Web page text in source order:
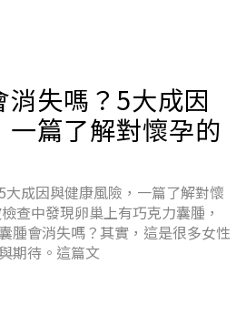
失嗎？5大成因
一篇了解對懷孕的
成因與健康風險，一篇了解對懷
查中發現卵巢上有巧克力囊腫，
腫會消失嗎？其實，這是很多女性
期待。這篇文